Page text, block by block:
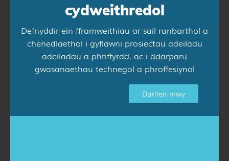
cydweithredol
Defnyddir ein fframweithiau ar sail ranbarthol a
chenedlaethol i gyflawni prosiectau adeiladu
adeiladau a phriffyrdd, ac i ddarparu
gwasanaethau technegol a phroffesiynol
Darllen mwy